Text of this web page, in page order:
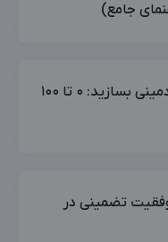
جامع)
اولین درآمدتان را با ادمینی بسازید: ۰ تا ۱۰۰
تضمینی در